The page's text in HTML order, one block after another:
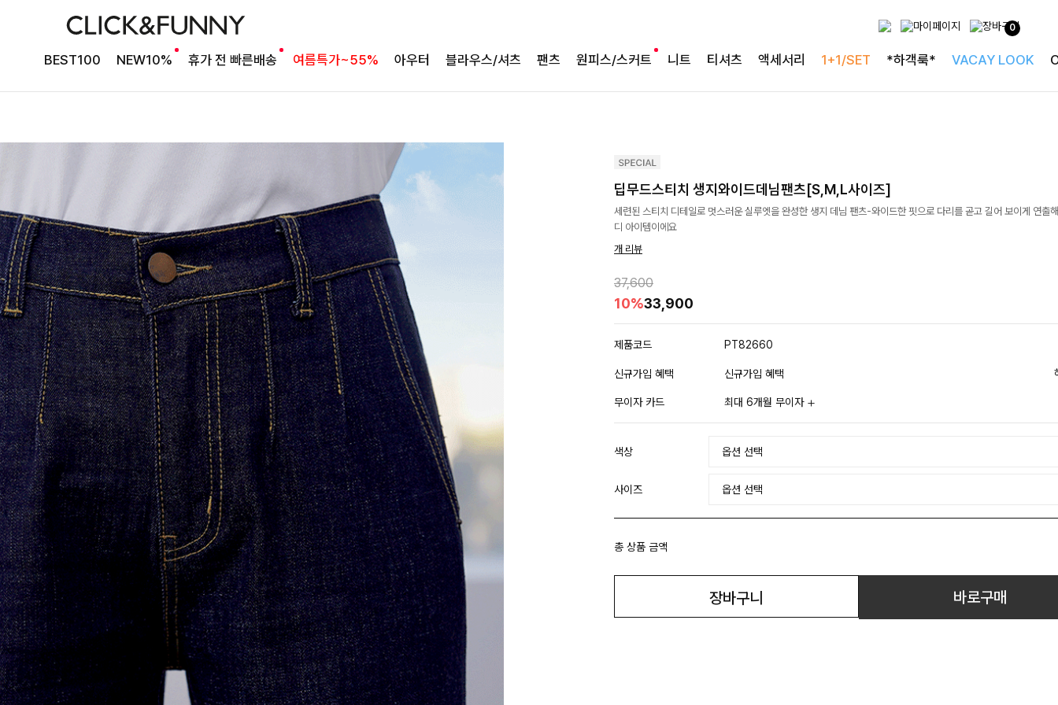
0
BEST100 NEW10% 휴가 전 빠른배송 여름특가~55% 아우터 블라우스/셔츠 팬츠 원피스/스커트 니트 티셔츠 액세서리 1+1/SET *하객룩* VACAY LOOK
딥무드스티치 생지와이드데님팬츠[S,M,L사이즈]
세련된 스티치 디테일로 멋스러운 실루엣을 완성한 생지 데님 팬츠-와이드한 핏으로 다리를 곧고 길어 보이게 연출
디 아이템이에요
개 리뷰
37,600
10%33,900
제품코드 PT82660
신규가입 혜택 신규가입 혜택
무이자 카드 최대 6개월 무이자
색상
사이즈
총 상품 금액
장바구니 바로구매